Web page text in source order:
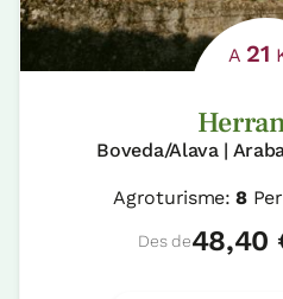
A 21
Boveda/Alava |
Agroturisme:8
Des de48,40